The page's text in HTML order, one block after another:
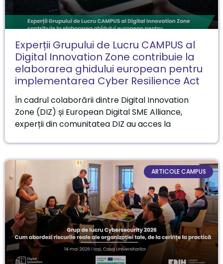
Experții Grupului de Lucru CAMPUS al
Digital Innovation Zone contribuie la
elaborarea ghidului european pentru
implementarea Cyber Resilience Act
În cadrul colaborării dintre Digital Innovation
Zone (DIZ) și European Digital SME Alliance,
experții din comunitatea DIZ au acces la
ARTICOLE CAMPUS